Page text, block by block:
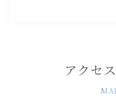
アクセ